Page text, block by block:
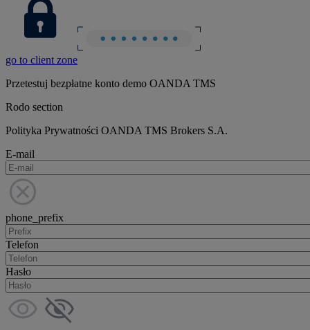
go to client zone
Przetestuj bezpłatne konto demo OANDA TMS
Rodo section
Polityka Prywatności OANDA TMS Brokers S.A.
E-mail
phone_prefix
Telefon
Hasło